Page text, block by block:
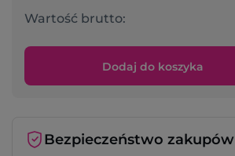
Wartość brutto:
Dodaj do koszyka
Bezpieczeństwo zakupów